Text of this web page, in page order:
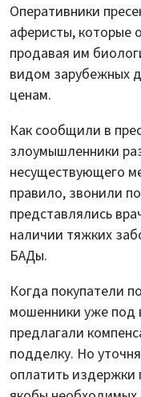
Оперативники
аферисты, которые
продавая им
видом зарубежных
ценам.
Как сообщили в
злоумышленники
несуществующего
правило, звонили
представлялись
наличии тяжких
БАДы.
Когда покупатели
мошенники уже под
предлагали
подделку. Но
оплатить